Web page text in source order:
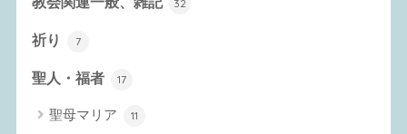
32
祈り 7
聖人・福者 17
聖母マリア 11